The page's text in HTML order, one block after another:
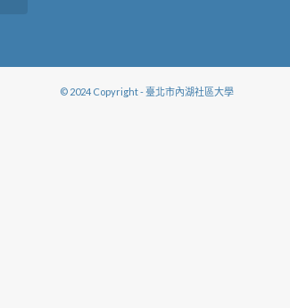
© 2024 Copyright - 臺北市內湖社區大學